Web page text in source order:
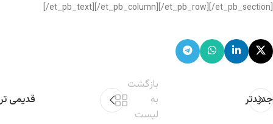
[/et_pb_text][/et_pb_column][/et_pb_row][/et_pb_section]
جدیدتر
بازگشت
به
لیست
قدیمی تر